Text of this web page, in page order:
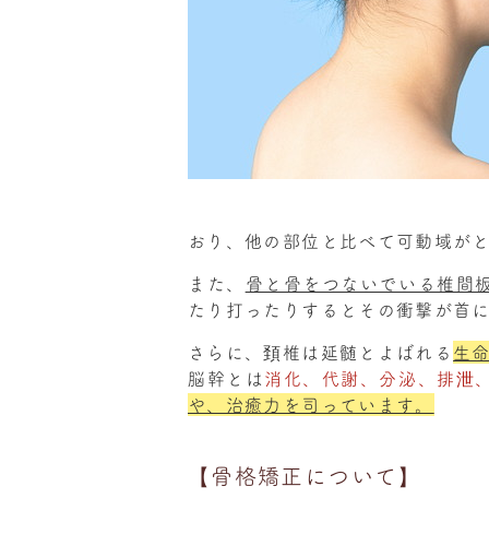
おり、他の部位と比べて可動域が
また、 骨と骨をつないでいる椎間
たり打ったりするとその衝撃が首
さらに、頚椎は延髄とよばれる 生
脳幹とは消化、代謝、分泌、排泄
や、治癒力を司っています。
【骨格矯正について】